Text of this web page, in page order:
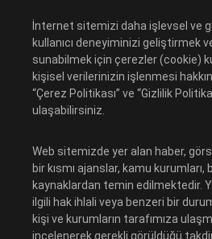
İnternet sitemizi daha işlevsel ve
kullanıcı deneyiminizi geliştirmek
sunabilmek için çerezler (cookie)
kişisel verilerinizin işlenmesi
“Çerez Politikası” ve “Gizlilik
ulaşabilirsiniz.
Web sitemizde yer alan haber,
bir kısmı ajanslar, kamu kurumları,
kaynaklardan temin edilmektedir.
ilgili hak ihlali veya benzeri bir
kişi ve kurumların tarafımıza
incelenerek gerekli görüldüğü